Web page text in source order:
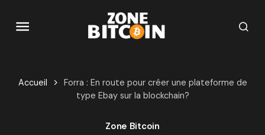
Accueil
Forra : En route pour créer une plateforme de
type Ebay sur la blockchain?
Zone Bitcoin